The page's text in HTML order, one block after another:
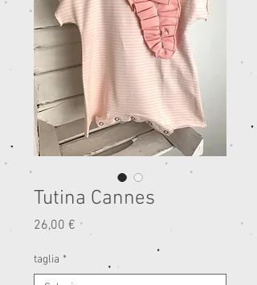
Tutina Cannes
26,00 € Prezzo
taglia *